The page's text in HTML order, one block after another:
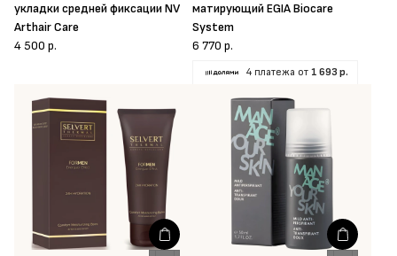
укладки средней фиксации NV
Arthair Care
4 500 р.
матирующий EGIA Biocare
System
6 770 р.
4 платежа от 1 693 р.